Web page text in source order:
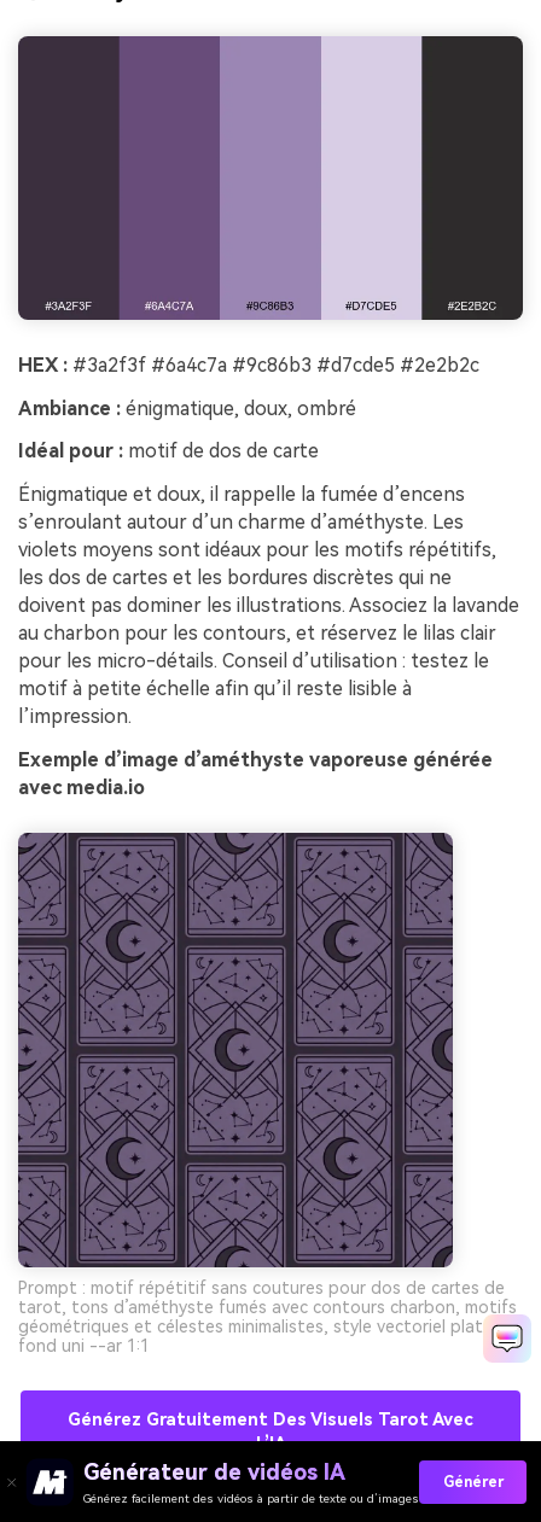
HEX : #3a2f3f #6a4c7a #9c86b3 #d7cde5 #2e2b2c
Ambiance : énigmatique, doux, ombré
Idéal pour : motif de dos de carte
Énigmatique et doux, il rappelle la fumée d’encens
s’enroulant autour d’un charme d’améthyste. Les
violets moyens sont idéaux pour les motifs répétitifs,
les dos de cartes et les bordures discrètes qui ne
doivent pas dominer les illustrations. Associez la lavande
au charbon pour les contours, et réservez le lilas clair
pour les micro-détails. Conseil d’utilisation : testez le
motif à petite échelle afin qu’il reste lisible à
l’impression.
Exemple d’image d’améthyste vaporeuse générée
avec media.io
Prompt : motif répétitif sans coutures pour dos de cartes de
tarot, tons d’améthyste fumés avec contours charbon, motifs
géométriques et célestes minimalistes, style vectoriel plat,
fond uni --ar 1:1
Générez Gratuitement Des Visuels Tarot Avec
L’IA
Générateur de vidéos IA
Générez facilement des vidéos à partir de texte ou d’images
Générer